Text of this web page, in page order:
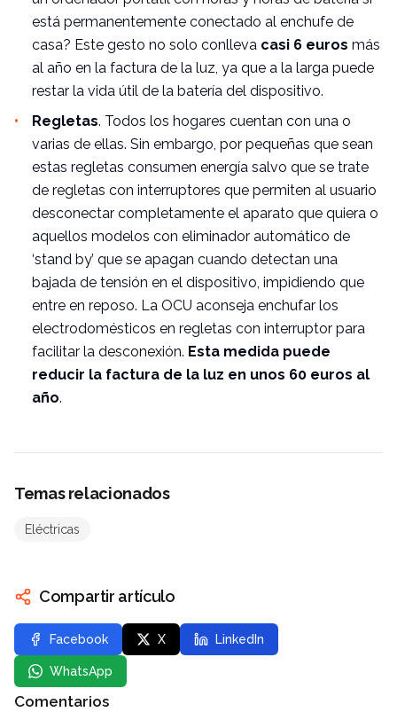
está permanentemente conectado al enchufe de
casa? Este gesto no solo conlleva casi 6 euros más
al año en la factura de la luz, ya que a la larga puede
restar la vida útil de la batería del dispositivo.
Regletas. Todos los hogares cuentan con una o
varias de ellas. Sin embargo, por pequeñas que sean
estas regletas consumen energía salvo que se trate
de regletas con interruptores que permiten al usuario
desconectar completamente el aparato que quiera o
aquellos modelos con eliminador automático de
‘stand by’ que se apagan cuando detectan una
bajada de tensión en el dispositivo, impidiendo que
entre en reposo. La OCU aconseja enchufar los
electrodomésticos en regletas con interruptor para
facilitar la desconexión. Esta medida puede
reducir la factura de la luz en unos 60 euros al
año.
Temas relacionados
Eléctricas
Compartir artículo
Facebook X LinkedIn
WhatsApp
Comentarios